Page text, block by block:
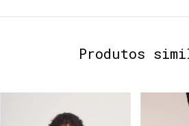
Produtos